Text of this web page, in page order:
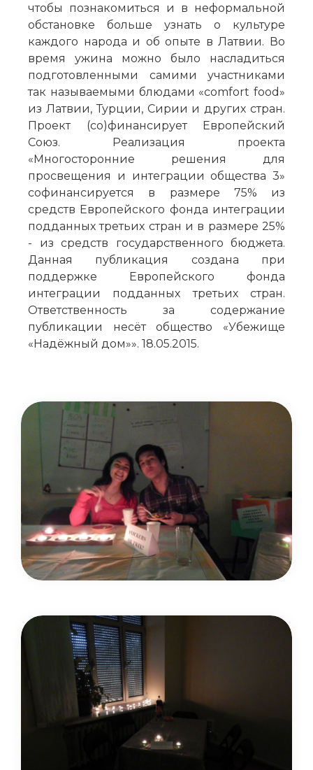
чтобы познакомиться и в неформальной
обстановке больше узнать о культуре
каждого народа и об опыте в Латвии. Во
время ужина можно было насладиться
подготовленными самими участниками
так называемыми блюдами «comfort food»
из Латвии, Турции, Сирии и других стран.
Проект (со)финансирует Европейский
Союз. Реализация проекта
«Многосторонние решения для
просвещения и интеграции общества 3»
софинансируется в размере 75% из
средств Европейского фонда интеграции
подданных третьих стран и в размере 25%
- из средств государственного бюджета.
Данная публикация создана при
поддержке Европейского фонда
интеграции подданных третьих стран.
Ответственность за содержание
публикации несёт общество «Убежище
«Надёжный дом»». 18.05.2015.